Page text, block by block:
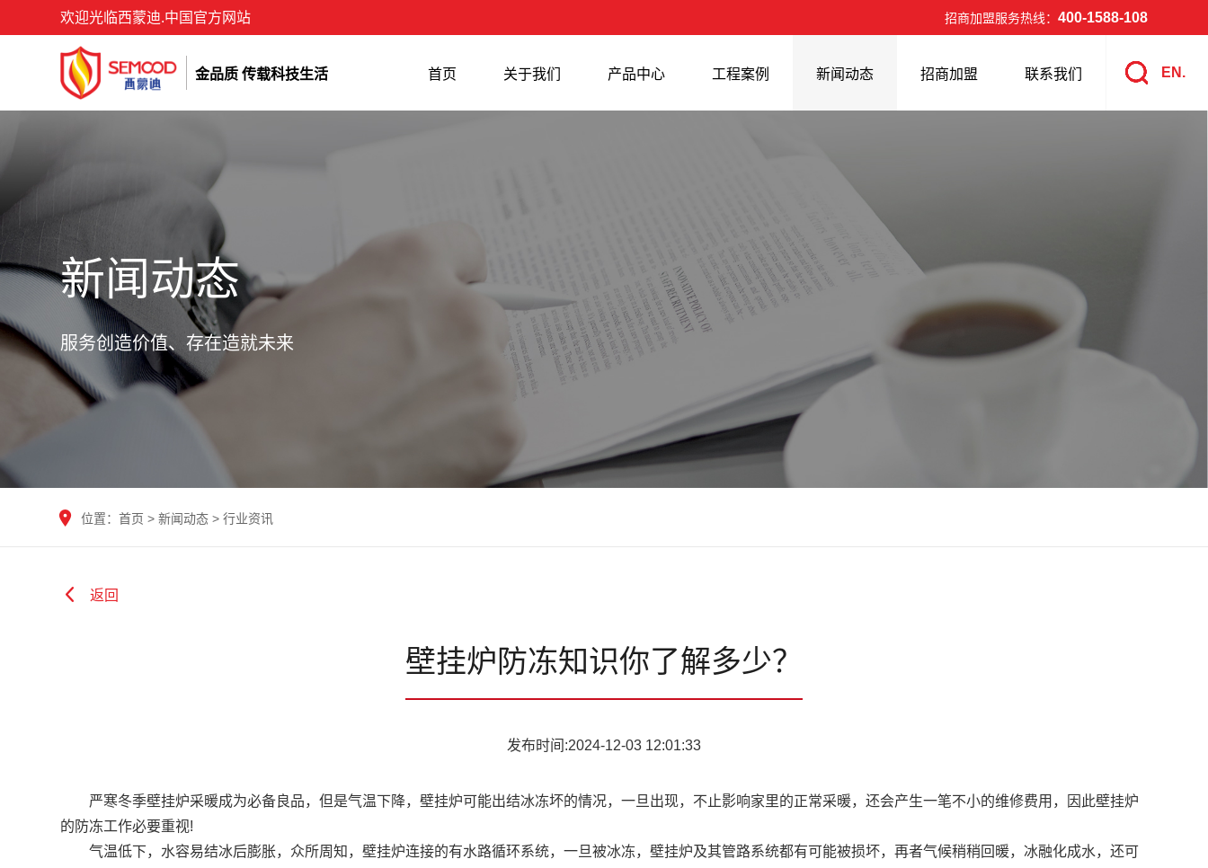
欢迎光临西蒙迪.中国官方网站 招商加盟服务热线： 400-1588-108
金品质 传载科技生活 首页 关于我们 产品中心 工程案例 新闻动态 招商加盟 联系我们 EN.
新闻动态
服务创造价值、存在造就未来
位置：首页 >新闻动态 >行业资讯
返回
壁挂炉防冻知识你了解多少？
发布时间:2024-12-03 12:01:33
严寒冬季壁挂炉采暖成为必备良品，但是气温下降，壁挂炉可能出结冰冻坏的情况，一旦出现，不止影响家里的正常采暖，还会产生一笔不小的维修费用，因此壁挂炉
的防冻工作必要重视!
气温低下，水容易结冰后膨胀，众所周知，壁挂炉连接的有水路循环系统，一旦被冰冻，壁挂炉及其管路系统都有可能被损坏，再者气候稍稍回暖，冰融化成水，还可